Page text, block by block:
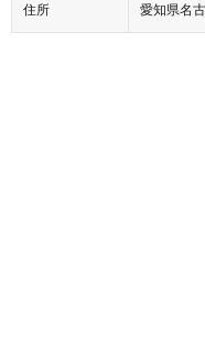
住所 愛知県名